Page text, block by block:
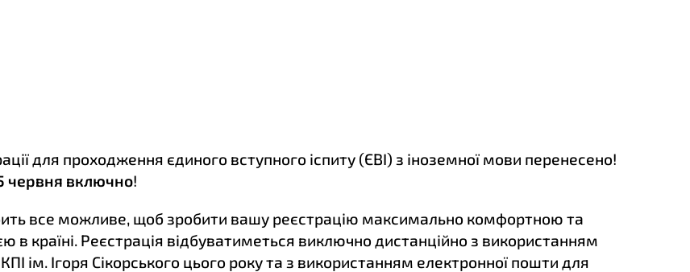
для проходження єдиного вступного іспиту (ЄВІ) з іноземної мови перенесено!
червня включно!
все можливе, щоб зробити вашу реєстрацію максимально комфортною та
в країні. Реєстрація відбуватиметься виключно дистанційно з використанням
ім. Ігоря Сікорського цього року та з використанням електронної пошти для